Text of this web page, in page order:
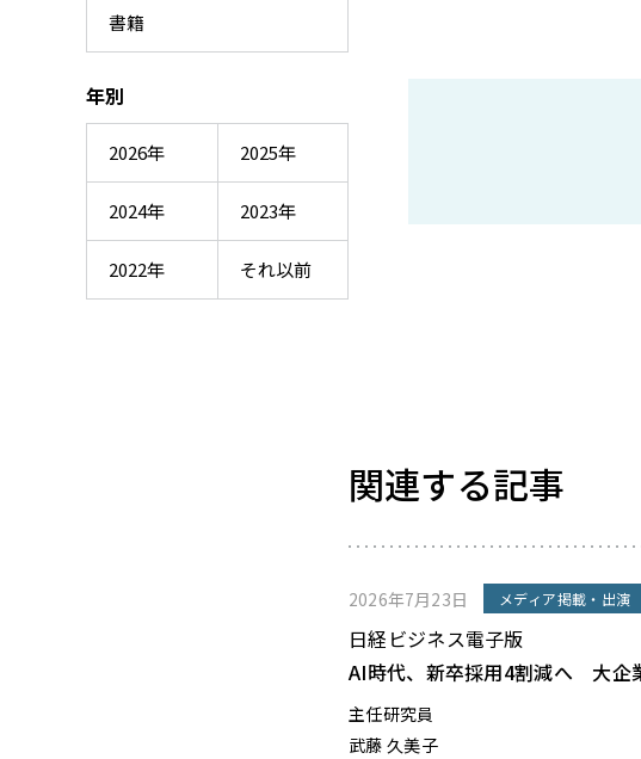
書籍
年別
2026年 2025年
2024年 2023年
2022年 それ以前
関連する記事
2026年7月23日 メディア掲載・出演
日経ビジネス電子版
AI時代、新卒採用4割減へ 大企
主任研究員
武藤 久美子